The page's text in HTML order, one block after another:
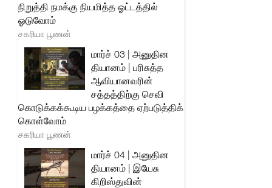
நிறுத்தி நமக்கு நியமித்த ஓட்டத்தில்
ஓடுவோம்
சகரியா பூணன்
மார்ச் 03 | அனுதின
தியானம் | பரிசுத்த
ஆவியானவரின்
சத்தத்திற்கு செவி
கொடுக்கக்கூடிய பழக்கத்தை ஏற்படுத்திக்
கொள்வோம்
சகரியா பூணன்
மார்ச் 04 | அனுதின
தியானம் | இயேசு
கிறிஸ்துவின்